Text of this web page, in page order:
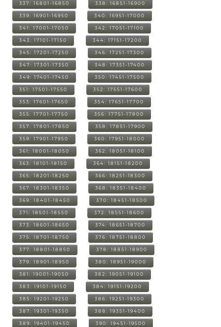
337: 16801-16850 338: 16851-16900
339: 16901-16950 340: 16951-17000
341: 17001-17050 342: 17051-17100
343: 17101-17150 344: 17151-17200
345: 17201-17250 346: 17251-17300
347: 17301-17350 348: 17351-17400
349: 17401-17450 350: 17451-17500
351: 17501-17550 352: 17551-17600
353: 17601-17650 354: 17651-17700
355: 17701-17750 356: 17751-17800
357: 17801-17850 358: 17851-17900
359: 17901-17950 360: 17951-18000
361: 18001-18050 362: 18051-18100
363: 18101-18150 364: 18151-18200
365: 18201-18250 366: 18251-18300
367: 18301-18350 368: 18351-18400
369: 18401-18450 370: 18451-18500
371: 18501-18550 372: 18551-18600
373: 18601-18650 374: 18651-18700
375: 18701-18750 376: 18751-18800
377: 18801-18850 378: 18851-18900
379: 18901-18950 380: 18951-19000
381: 19001-19050 382: 19051-19100
383: 19101-19150 384: 19151-19200
385: 19201-19250 386: 19251-19300
387: 19301-19350 388: 19351-19400
389: 19401-19450 390: 19451-19500